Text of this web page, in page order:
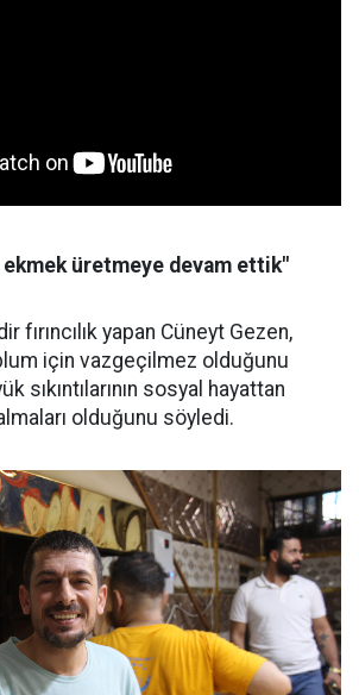
üretmeye devam ettik"
fırıncılık yapan Cüneyt Gezen,
için vazgeçilmez olduğunu
sıkıntılarının sosyal hayattan
olduğunu söyledi.